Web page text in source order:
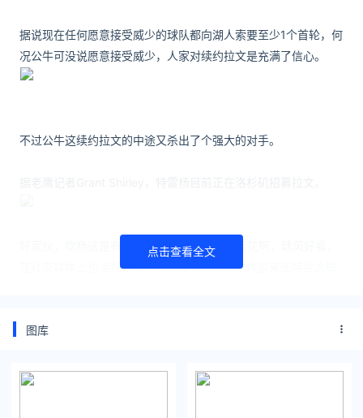
据说现在任何愿意接受威少的球队都向湖人索要至少1个首轮，何
况公牛可没说愿意接受威少，人家对续约拉文是充满了信心。
不过公牛这续约拉文的中途又杀出了个强大的对手。
好家伙，吹杨这是有望发展成NBA新一代交际花啊，球风好看，
在社交媒体上也活跃，休赛季还各种招募其他球星来亚特兰大联
昨天入选NBA最佳阵容获得提薪后，吹杨还发了一句“昨天的价钱
点击查看全文
图库